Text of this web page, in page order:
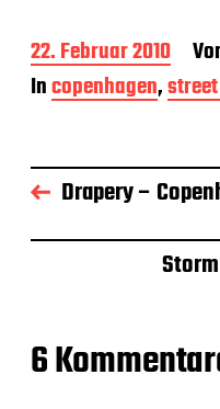
B
e
i
a
g
s
a
22. Februar 2010
Incopenhagen,
Drapery –
6